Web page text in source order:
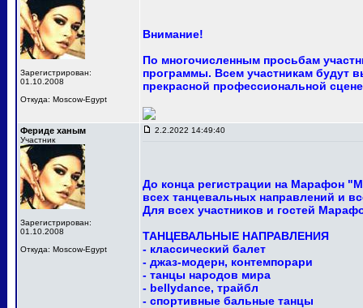
Зарегистрирован:
01.10.2008
Откуда: Moscow-Egypt
Внимание!
По многочисленным просьбам
программы. Всем участникам будут
прекрасной профессиональной
Фериде ханым
Участник
Зарегистрирован:
01.10.2008
Откуда: Moscow-Egypt
2.2.2022 14:49:40
До конца регистрации на Марафон
всех танцевальных направлений и
Для всех участников и гостей
ТАНЦЕВАЛЬНЫЕ НАПРАВЛЕНИЯ
- классический балет
- джаз-модерн, контемпорари
- танцы народов мира
- bellydance, трайбл
- спортивные бальные танцы